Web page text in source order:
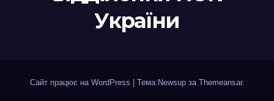
України
Сайт працює на WordPress Тема:Newsup за Themeansar.